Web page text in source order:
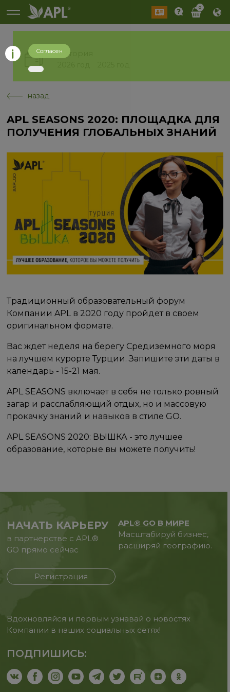
0
История
назад
APL SEASONS 2020: ПЛОЩАДКА ДЛЯ
ПОЛУЧЕНИЯ ГЛОБАЛЬНЫХ ЗНАНИЙ
Традиционный образовательный форум
Компании APL в 2020 году пройдет в своем
оригинальном формате.
Вас ждет неделя на берегу Средиземного моря
на лучшем курорте Турции. Запишите эти даты в
календарь - 15-21 мая.
APL SEASONS включает в себя не только ровный
загар и расслабляющий отдых, но и массовую
прокачку знаний и навыков в стиле GO.
APL SEASONS 2020: ВЫШКА - это лучшее
образование, которые вы можете получить!
НАЧАТЬ КАРЬЕРУ
в партнерстве с APL®
GO прямо сейчас
Регистрация
APL® GO В МИРЕ
Масштабируй бизнес,
расширяй географию.
Вдохновляйся и первым узнавай о новостях
Компании в наших социальных сетях!
ПОДПИШИСЬ:
Согласен